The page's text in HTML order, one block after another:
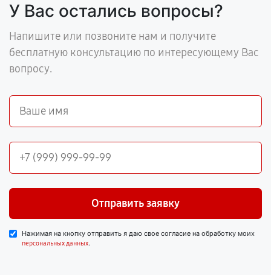
У Вас остались вопросы?
Напишите или позвоните нам и получите
бесплатную консультацию по интересующему Вас
вопросу.
Отправить заявку
Нажимая на кнопку отправить я даю свое согласие на обработку моих
персональных данных.